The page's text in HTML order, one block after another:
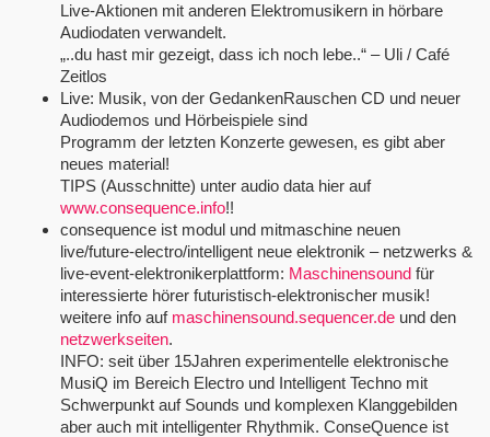
Live-Aktionen mit anderen Elektromusikern in hörbare
Audiodaten verwandelt.
„..du hast mir gezeigt, dass ich noch lebe..“ – Uli / Café
Zeitlos
Live: Musik, von der GedankenRauschen CD und neuer
Audiodemos und Hörbeispiele sind
Programm der letzten Konzerte gewesen, es gibt aber
neues material!
TIPS (Ausschnitte) unter audio data hier auf
www.consequence.info!!
consequence ist modul und mitmaschine neuen
live/future-electro/intelligent neue elektronik – netzwerks &
live-event-elektronikerplattform: Maschinensound für
interessierte hörer futuristisch-elektronischer musik!
weitere info auf maschinensound.sequencer.de und den
netzwerkseiten.
INFO: seit über 15Jahren experimentelle elektronische
MusiQ im Bereich Electro und Intelligent Techno mit
Schwerpunkt auf Sounds und komplexen Klanggebilden
aber auch mit intelligenter Rhythmik. ConseQuence ist